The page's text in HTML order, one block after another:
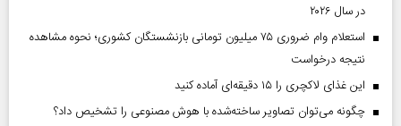
در سال ۲۰۲۶
استعلام وام ضروری ۷۵ میلیون تومانی بازنشستگان کشوری؛ نحوه مشاهده
نتیجه درخواست
این غذای لاکچری را ۱۵ دقیقه‌ای آماده کنید
چگونه می‌توان تصاویر ساخته‌شده با هوش مصنوعی را تشخیص داد؟